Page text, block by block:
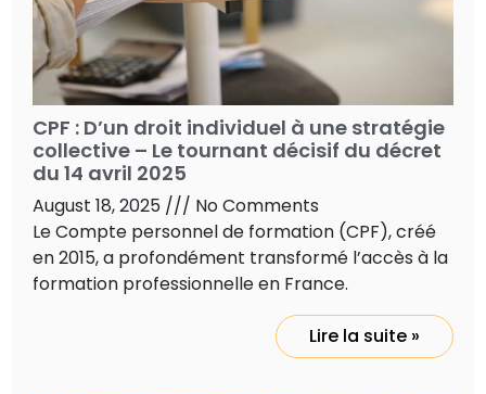
CPF : D’un droit individuel à une stratégie
collective – Le tournant décisif du décret
du 14 avril 2025
August 18, 2025
No Comments
Le Compte personnel de formation (CPF), créé
en 2015, a profondément transformé l’accès à la
formation professionnelle en France.
Lire la suite »